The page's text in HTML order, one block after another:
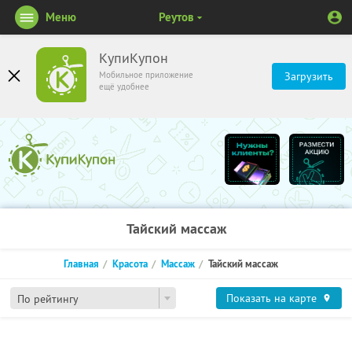
КупиКупон
Мобильное приложение
ещё удобнее
Загрузить
Меню Реутов
Тайский массаж
По рейтингу
Главная Красота Массаж Тайский массаж
Показать на карте